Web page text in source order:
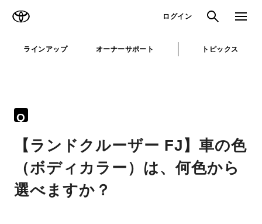
ログイン 検索 メニュ
ラインアップ オーナーサポート トピックス
Q
【ランドクルーザー FJ】車の色
（ボディカラー）は、何色から
選べますか？